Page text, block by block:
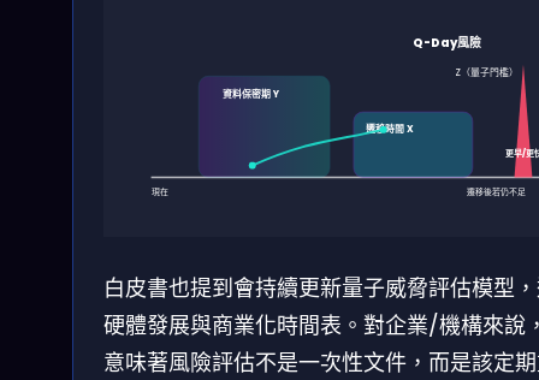
現在 遷移後若仍不足
Q-Day風險
資料保密期 Y
遷移時間 X
Z（量子門檻）
更早/更
白皮書也提到會持續更新量子威脅評估模型
硬體發展與商業化時間表。對企業/機構來說
意味著風險評估不是一次性文件，而是該定